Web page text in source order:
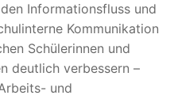
Informationsfluss und
Kommunikation
Schülerinnen und
deutlich verbessern –
und